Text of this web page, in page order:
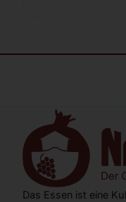
Das Essen ist eine